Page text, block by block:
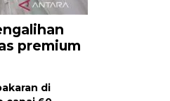
premium
di